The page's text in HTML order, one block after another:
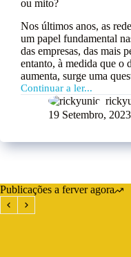
ou mito?
Nos últimos anos, as
um papel fundamental
das empresas, das mais
entanto, à medida que o
aumenta, surge uma
Continuar a ler...
19 Setembro, 2023
Publicações a ferver agora